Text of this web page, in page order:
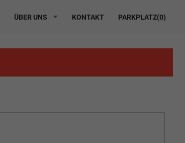
ÜBER UNS KONTAKT PARKPLATZ(0)